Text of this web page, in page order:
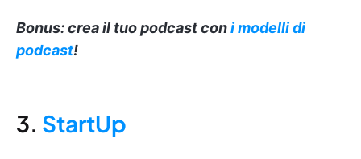
Bonus: crea il tuo podcast coni modelli di
podcast!
3. StartUp